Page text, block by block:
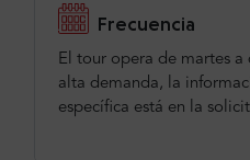
Frecuencia
El tour opera de martes
alta demanda, la
específica está en la